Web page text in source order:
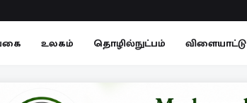
உலகம் தொழில்நுட்பம் விளையாட்டு